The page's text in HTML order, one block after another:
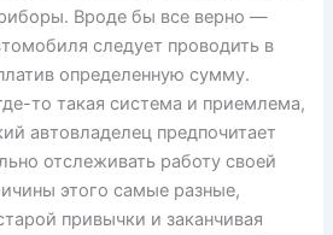
Вроде бы все верно —
следует проводить в
определенную сумму.
то такая система и приемлема,
автовладелец предпочитает
отслеживать работу своей
этого самые разные,
привычки и заканчивая